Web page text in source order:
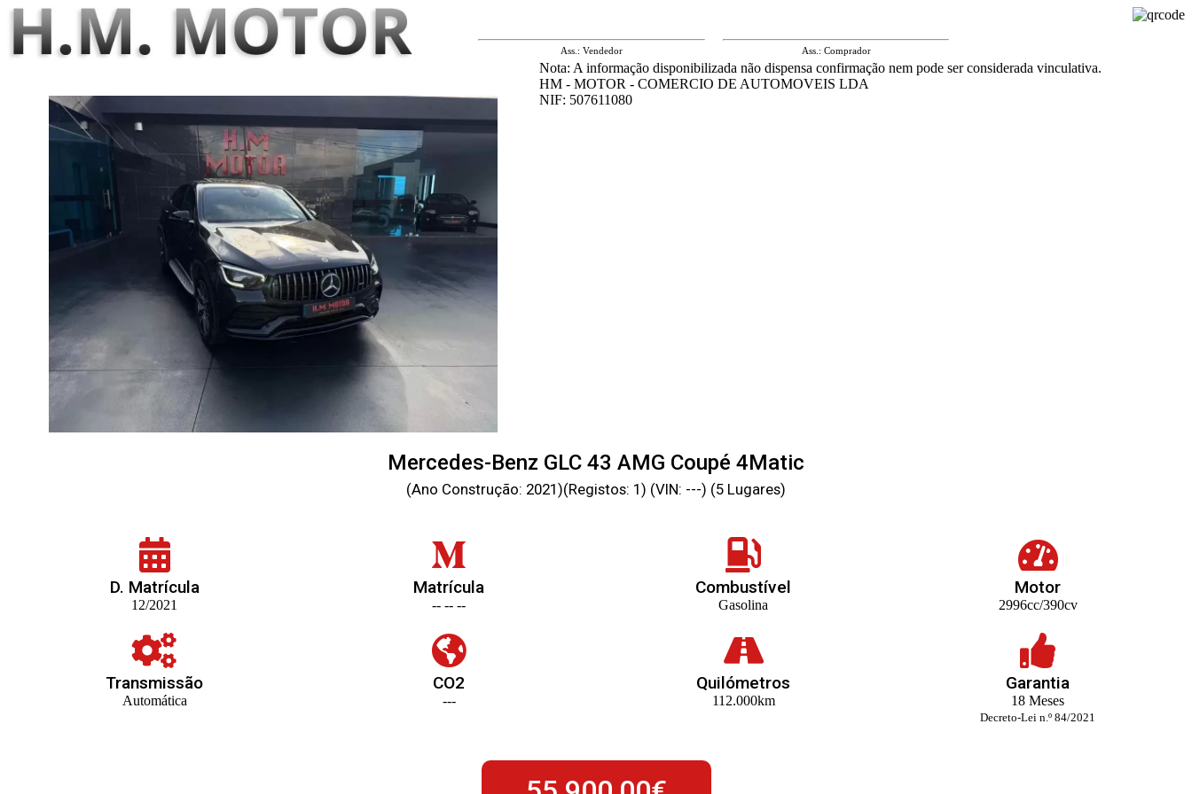
Ass.: Vendedor Ass.: Comprador
Mercedes-Benz GLC 43 AMG Coupé 4Matic
(Ano Construção: 2021)(Registos: 1) (VIN: ---) (5 Lugares)
D. Matrícula
12/2021
Matrícula
-- -- --
Combustível
Gasolina
Motor
2996cc/390cv
Transmissão
Automática
CO2
---
Quilómetros
112.000km
Garantia
18 Meses
Decreto-Lei n.º 84/2021
Nota: A informação disponibilizada não dispensa confirmação nem pode ser considerada vinculativa.
HM - MOTOR - COMERCIO DE AUTOMOVEIS LDA
NIF: 507611080